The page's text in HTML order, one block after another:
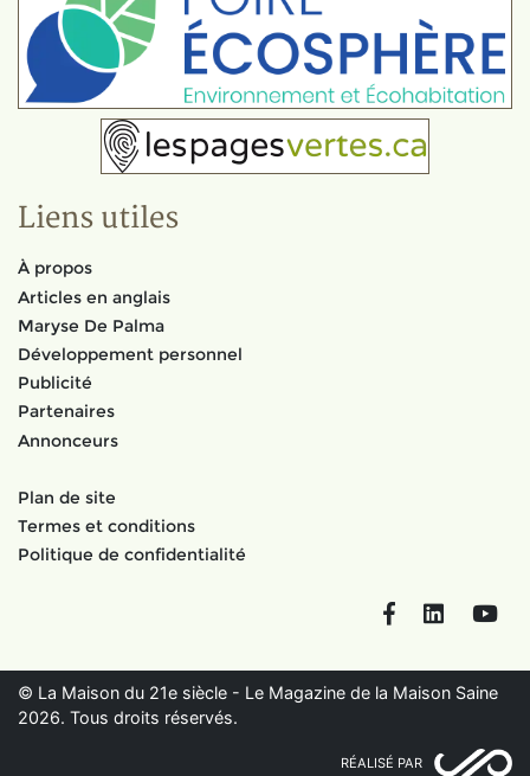
Liens utiles
À propos
Articles en anglais
Maryse De Palma
Développement personnel
Publicité
Partenaires
Annonceurs
Plan de site
Termes et conditions
Politique de confidentialité
FacebookLinkedIn
© La Maison du 21e siècle - Le Magazine de la Maison Saine
2026. Tous droits réservés.
RÉALISÉ PAR